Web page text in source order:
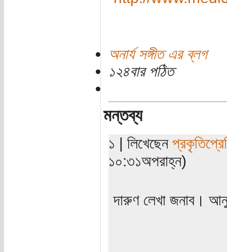
অনার্য সঙ্গীত এর ব্লগ
১২৪বার পঠিত
মন্তব্য
১ | লিখেছেন
১০:৩১অপরাহ্ন)
দারুণ লেখা জনাব।